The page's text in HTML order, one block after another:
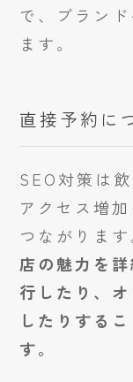
で、ブラン
ます。
直接予約に
SEO対策は
アクセス増
つながりま
店の魅力を
行したり、
したりする
す。